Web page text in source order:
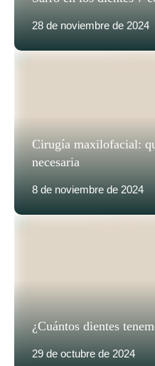
28 de noviembre de 2024
Cirugía maxilofacial:
necesaria
8 de noviembre de 2024
¿Cuántos dientes
29 de octubre de 2024